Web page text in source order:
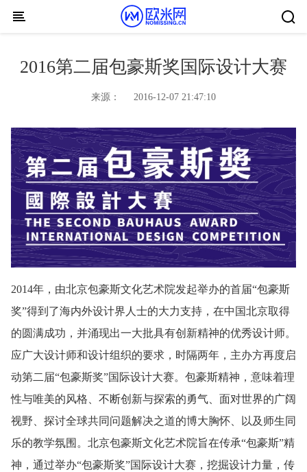
Skip to content
2016第二届包豪斯奖国际设计大赛
来源： 2016-12-07 21:47:10
2014年，由北京包豪斯文化艺术院发起举办的首届“包豪斯
奖”得到了海内外设计界人士的大力支持，在中国北京取得
的圆满成功，并涌现出一大批具有创新精神的优秀设计师。
应广大设计师和设计组织的要求，时隔两年，主办方再度启
动第二届“包豪斯奖”国际设计大赛。包豪斯精神，意味着理
性与唯美的风格、不断创新与探索的勇气、面对世界的广阔
视野、探讨全球共同问题解决之道的博大胸怀、以及师生同
乐的教学氛围。北京包豪斯文化艺术院旨在传承“包豪斯”精
神，通过举办“包豪斯奖”国际设计大赛，挖掘设计力量，传